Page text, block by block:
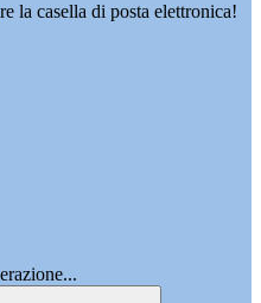
la casella di posta elettronica!